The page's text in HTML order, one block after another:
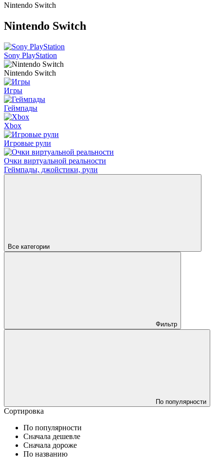
Nintendo Switch
Nintendo Switch
Sony PlayStation
Nintendo Switch
Игры
Геймпады
Xbox
Игровые рули
Очки виртуальной реальности
Геймпады, джойстики, рули
Все категории
Фильтр
По популярности
Сортировка
По популярности
Сначала дешевле
Сначала дороже
По названию